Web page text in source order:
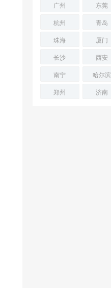
广州
东莞
杭州
青岛
珠海
厦门
长沙
西安
南宁
哈尔滨
郑州
济南